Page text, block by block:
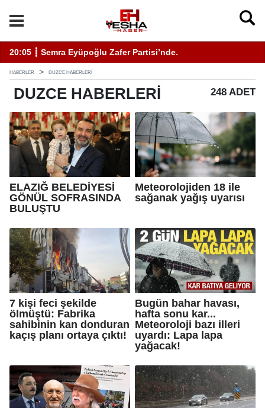
11:19 ┋ ÇEVSADER Eskişehir İl Başkanı Sinem
HABERLER DUZCE HABERLERI
DUZCE HABERLERI 248 ADET
ELAZIĞ BELEDİYESİ
GÖNÜL SOFRASINDA
BULUŞTU
Meteorolojiden 18 ile
sağanak yağış uyarısı
7 kişi feci şekilde
ölmüştü: Fabrika
sahibinin kan donduran
kaçış planı ortaya çıktı!
Bugün bahar havası,
hafta sonu kar...
Meteoroloji bazı illeri
uyardı: Lapa lapa
yağacak!